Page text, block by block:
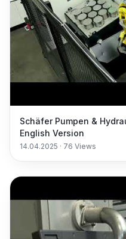
Schäfer Pumpen &
English Version
14.04.2025 · 76 Views